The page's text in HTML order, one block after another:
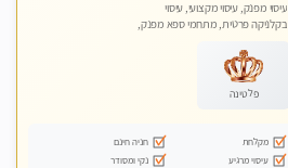
עיסוי מפנק, עיסוי מקצועי, עיסוי
בקלניקה פרטית, מתחמי ספא מפנק,
פלטינה
מקלחת
חניה חינם
עיסוי מרגיע
נקי ומסודר